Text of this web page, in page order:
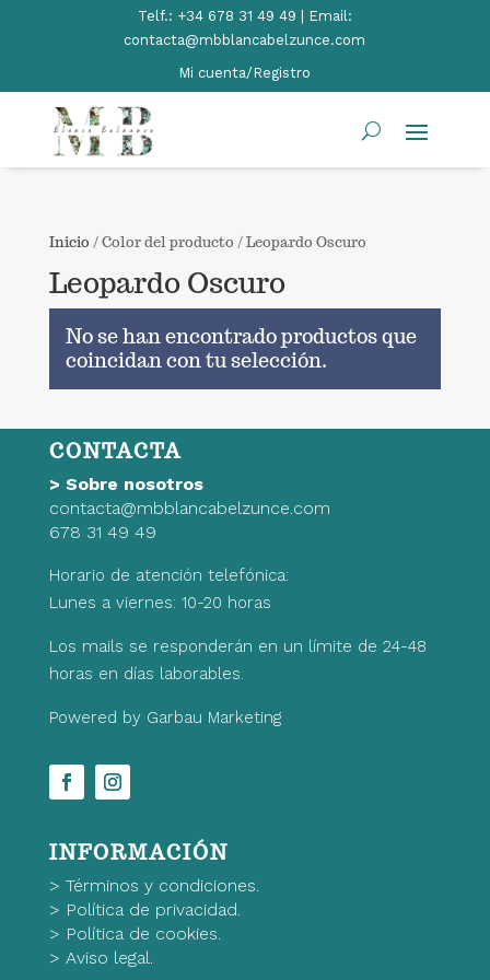
Telf.: +34 678 31 49 49 | Email:
contacta@mbblancabelzunce.com
Mi cuenta/Registro
Inicio / Color del producto / Leopardo Oscuro
Leopardo Oscuro
No se han encontrado productos que
coincidan con tu selección.
CONTACTA
> Sobre nosotros
contacta@mbblancabelzunce.com
678 31 49 49
Horario de atención telefónica:
Lunes a viernes: 10-20 horas
Los mails se responderán en un límite de 24-48
horas en días laborables.
Powered by Garbau Marketing
INFORMACIÓN
> Términos y condiciones.
> Política de privacidad.
> Política de cookies.
> Aviso legal.